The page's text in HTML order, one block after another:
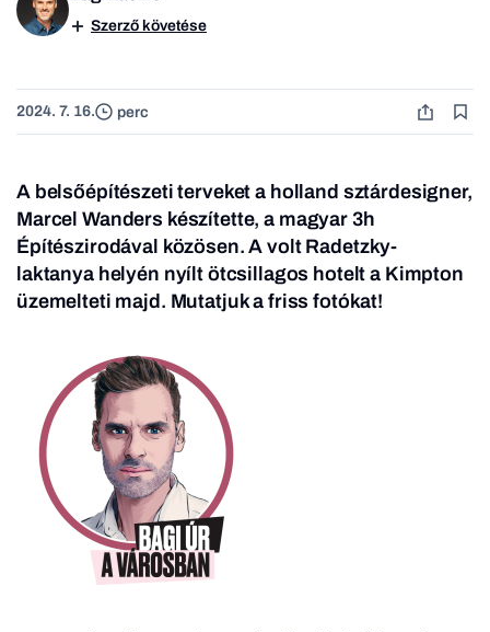
Szerző követése
2024. 7. 16. perc
A belsőépítészeti terveket a holland sztárdesigner,
Marcel Wanders készítette, a magyar 3h
Építészirodával közösen. A volt Radetzky-
laktanya helyén nyílt ötcsillagos hotelt a Kimpton
üzemelteti majd. Mutatjuk a friss fotókat!